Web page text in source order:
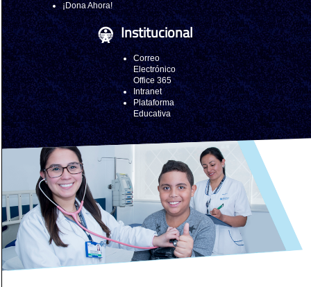
¡Dona Ahora!
Institucional
Correo
Electrónico
Office 365
Intranet
Plataforma
Educativa